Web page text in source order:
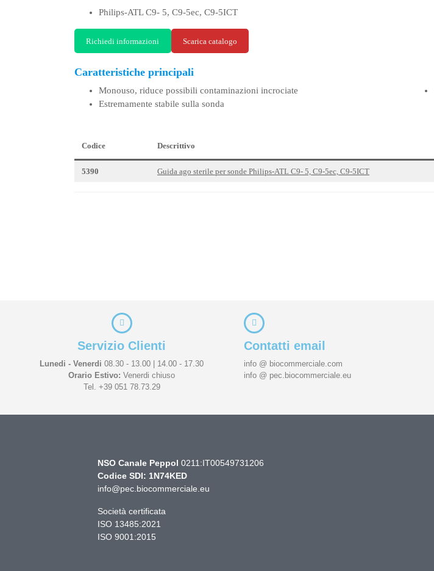
Philips-ATL C9- 5, C9-5ec, C9-5ICT
Richiedi informazioni Scarica catalogo
Caratteristiche principali
Monouso, riduce possibili contaminazioni incrociate
Estremamente stabile sulla sonda
Codice Descrittivo
5390 Guida ago sterile per sonde Philips-ATL C9- 5, C9-5ec, C9-5ICT
Servizio Clienti
Lunedi - Venerdi08.30 - 13.00 | 14.00 - 17.30
Orario Estivo: Venerdi chiuso
Tel. +39 051 78.73.29
Contatti email
info @ biocommerciale.com
info @ pec.biocommerciale.eu
NSO Canale Peppol 0211:IT00549731206
Codice SDI: 1N74KED
info@pec.biocommerciale.eu
Società certificata
ISO 13485:2021
ISO 9001:2015